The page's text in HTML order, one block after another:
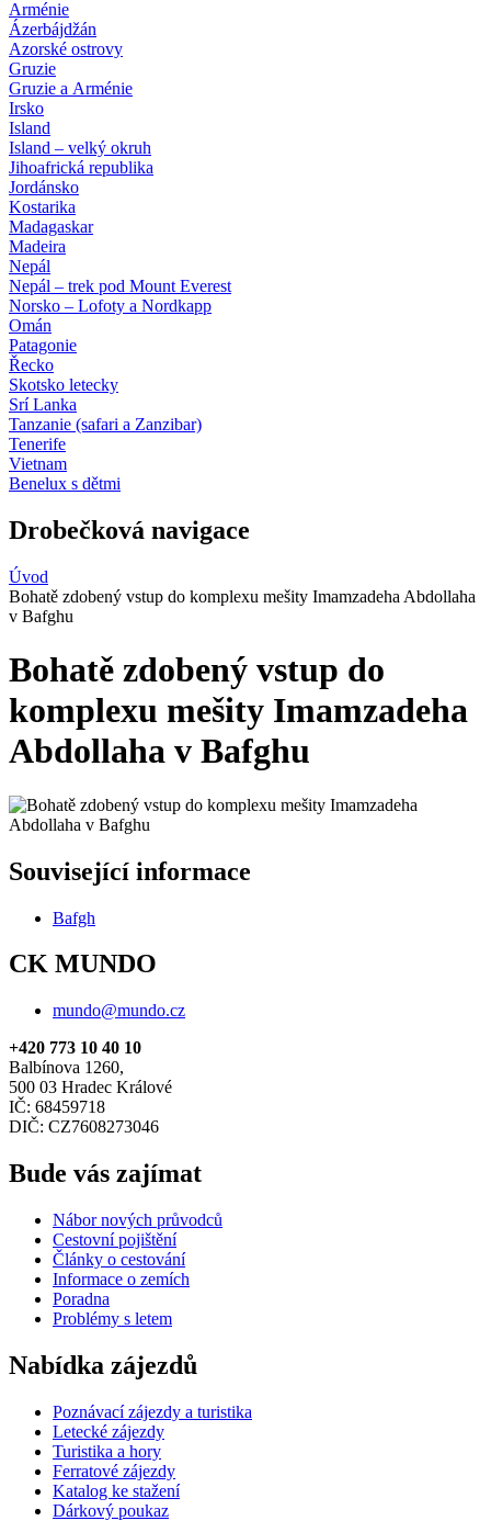
Arménie
Ázerbájdžán
Azorské ostrovy
Gruzie
Gruzie a Arménie
Irsko
Island
Island – velký okruh
Jihoafrická republika
Jordánsko
Kostarika
Madagaskar
Madeira
Nepál
Nepál – trek pod Mount Everest
Norsko – Lofoty a Nordkapp
Omán
Patagonie
Řecko
Skotsko letecky
Srí Lanka
Tanzanie (safari a Zanzibar)
Tenerife
Vietnam
Benelux s dětmi
Drobečková navigace
Úvod
Bohatě zdobený vstup do komplexu mešity Imamzadeha Abdollaha
v Bafghu
Bohatě zdobený vstup do
komplexu mešity Imamzadeha
Abdollaha v Bafghu
Související informace
Bafgh
CK MUNDO
mundo@mundo.cz
+420 773 10 40 10
Balbínova 1260,
500 03 Hradec Králové
IČ: 68459718
DIČ: CZ7608273046
Bude vás zajímat
Nábor nových průvodců
Cestovní pojištění
Články o cestování
Informace o zemích
Poradna
Problémy s letem
Nabídka zájezdů
Poznávací zájezdy a turistika
Letecké zájezdy
Turistika a hory
Ferratové zájezdy
Katalog ke stažení
Dárkový poukaz